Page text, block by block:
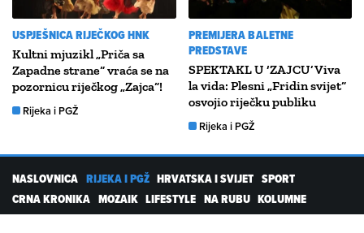
USPJEŠNICA RIJEČKOG HNK
Kultni mjuzikl „Priča sa
Zapadne strane“ vraća se na
pozornicu riječkog „Zajca“!
Rijeka i PGŽ
PREMIJERA BALETNE
PREDSTAVE
SPEKTAKL U ‘ZAJCU’ Viva
la vida: Plesni „Fridin svijet“
osvojio riječku publiku
Rijeka i PGŽ
NASLOVNICA RIJEKA I PGŽ HRVATSKA I SVIJET SPORT
CRNA KRONIKA MOZAIK LIFESTYLE NA RUBU KOLUMNE
PROMO